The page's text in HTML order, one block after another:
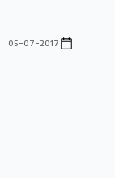
05-07-2017